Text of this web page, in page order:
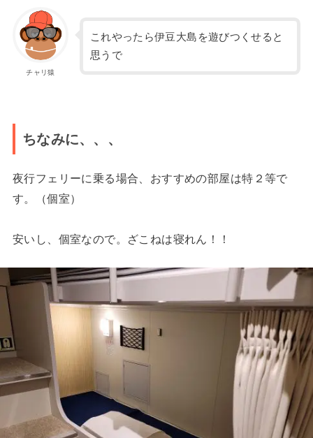
チャリ猿
これやったら伊豆大島を遊びつくせると
思うで
ちなみに、、、
夜行フェリーに乗る場合、おすすめの部屋は特２等で
す。（個室）
安いし、個室なので。ざこねは寝れん！！